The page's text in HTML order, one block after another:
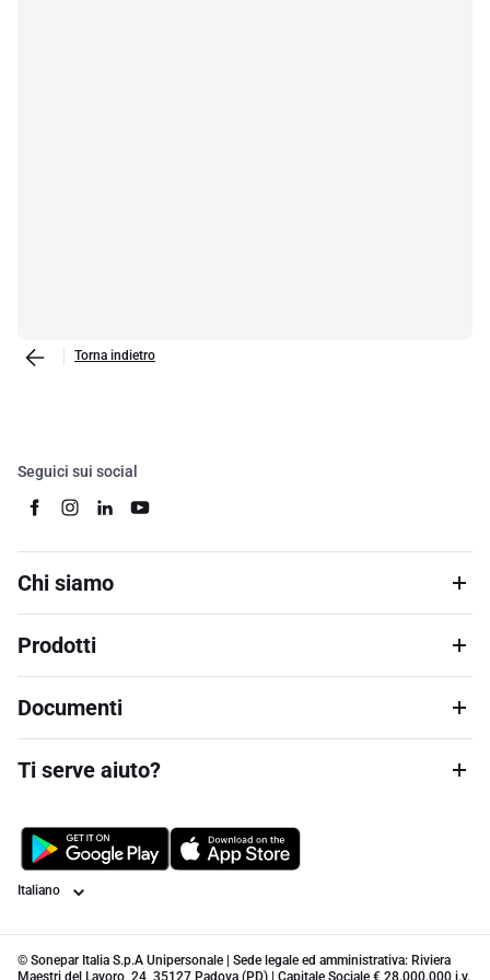
Torna indietro
Seguici sui social
Chi siamo
Prodotti
Documenti
Ti serve aiuto?
Lingua
© Sonepar Italia S.p.A Unipersonale | Sede legale ed amministrativa: Riviera
Maestri del Lavoro, 24, 35127 Padova (PD) | Capitale Sociale € 28.000.000 i.v.